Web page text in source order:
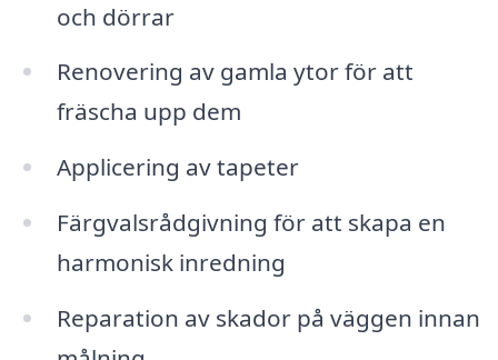
och dörrar
Renovering av gamla ytor för att
fräscha upp dem
Applicering av tapeter
Färgvalsrådgivning för att skapa en
harmonisk inredning
Reparation av skador på väggen innan